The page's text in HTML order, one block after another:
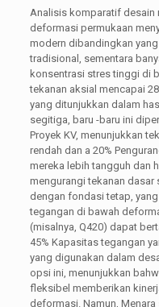
Analisis komparatif desain
deformasi permukaan
modern dibandingkan
tradisional, sementara
konsentrasi stres tinggi di
tekanan aksial mencapai
yang ditunjukkan dalam
segitiga, baru -baru ini
Proyek KV, menunjukkan
rendah dan a 20%
mereka lebih tangguh dan
mengurangi tekanan dasar
dengan fondasi tetap,
tegangan di bawah
(misalnya, Q420) dapat
45% Kapasitas tegangan
yang digunakan dalam
opsi ini, menunjukkan
fleksibel memberikan
deformasi. Namun,